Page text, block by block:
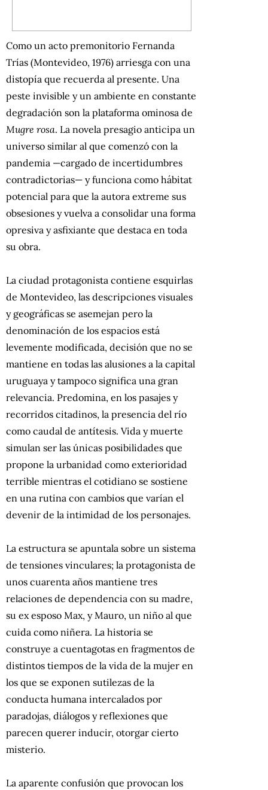
Como un acto premonitorio Fernanda
Trías (Montevideo, 1976) arriesga con una
distopía que recuerda al presente. Una
peste invisible y un ambiente en constante
degradación son la plataforma ominosa de
Mugre rosa. La novela presagio anticipa un
universo similar al que comenzó con la
pandemia —cargado de incertidumbres
contradictorias— y funciona como hábitat
potencial para que la autora extreme sus
obsesiones y vuelva a consolidar una forma
opresiva y asfixiante que destaca en toda
su obra.
La ciudad protagonista contiene esquirlas
de Montevideo, las descripciones visuales
y geográficas se asemejan pero la
denominación de los espacios está
levemente modificada, decisión que no se
mantiene en todas las alusiones a la capital
uruguaya y tampoco significa una gran
relevancia. Predomina, en los pasajes y
recorridos citadinos, la presencia del río
como caudal de antítesis. Vida y muerte
simulan ser las únicas posibilidades que
propone la urbanidad como exterioridad
terrible mientras el cotidiano se sostiene
en una rutina con cambios que varían el
devenir de la intimidad de los personajes.
La estructura se apuntala sobre un sistema
de tensiones vinculares; la protagonista de
unos cuarenta años mantiene tres
relaciones de dependencia con su madre,
su ex esposo Max, y Mauro, un niño al que
cuida como niñera. La historia se
construye a cuentagotas en fragmentos de
distintos tiempos de la vida de la mujer en
los que se exponen sutilezas de la
conducta humana intercalados por
paradojas, diálogos y reflexiones que
parecen querer inducir, otorgar cierto
misterio.
La aparente confusión que provocan los